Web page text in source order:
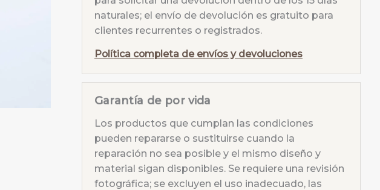
naturales; el envío de devolución es gratuito para
clientes recurrentes o registrados.
Política completa de envíos y devoluciones
Garantía de por vida
Los productos que cumplan las condiciones
pueden repararse o sustituirse cuando la
reparación no sea posible y el mismo diseño y
material sigan disponibles. Se requiere una revisión
fotográfica; se excluyen el uso inadecuado, las